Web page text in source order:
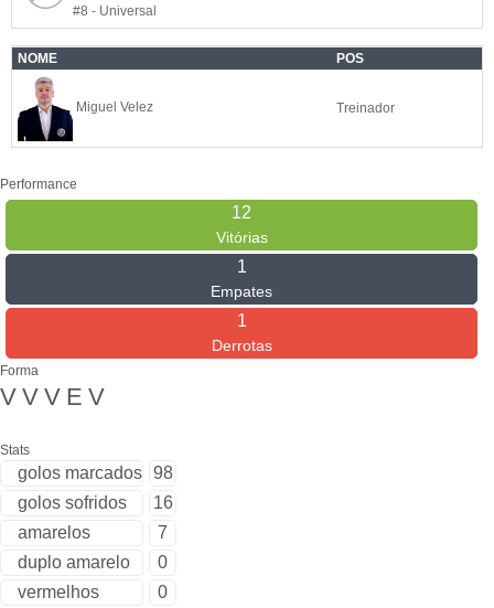
#8 - Universal
NOME POS
Miguel Velez Treinador
Performance
12
Vitórias
1
Empates
1
Derrotas
Forma
V V V E V
Stats
golos marcados 98
golos sofridos
16
amarelos
7
duplo amarelo
0
vermelhos
0